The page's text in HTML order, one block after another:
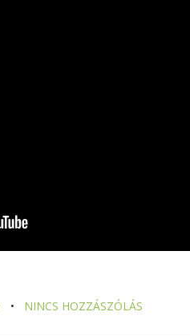
NINCS HOZZÁSZÓLÁS